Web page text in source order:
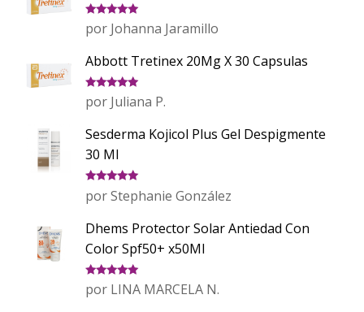
Valorado
con 5de 5
por Johanna Jaramillo
Abbott Tretinex 20Mg X 30 Capsulas
Valorado
con 5de 5
por Juliana P.
Sesderma Kojicol Plus Gel Despigmente
30 Ml
Valorado
con
de 5
por Stephanie González
Dhems Protector Solar Antiedad Con
Color Spf50+ x50Ml
Valorado
con
de 5
por LINA MARCELA N.